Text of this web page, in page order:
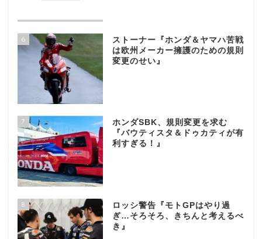
6
ストーナー『ホンダ＆ヤマハ苦戦
は欧州メーカー擁護のための規則
変更のせい』
7
ホンダSBK、規則変更を求む
『バウティスタ＆ドゥカティが有
利すぎる！』
8
ロッシ警告『モトGPはやり過
ぎ…そろそろ、きちんと考えるべ
き』